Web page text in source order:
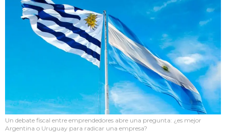
Un debate fiscal entre emprendedores abre una pregunta: ¿es mejor
Argentina o Uruguay para radicar una empresa?